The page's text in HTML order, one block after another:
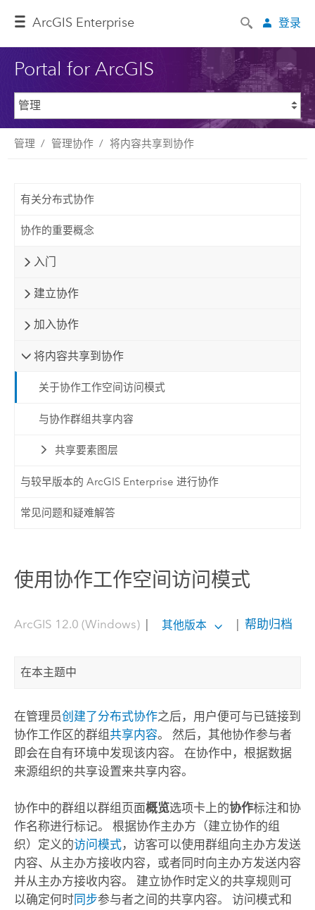
ArcGIS Enterprise 登录
Portal for ArcGIS
管理 管理协作 将内容共享到协作
有关分布式协作
协作的重要概念
入门
建立协作
加入协作
将内容共享到协作
关于协作工作空间访问模式
与协作群组共享内容
共享要素图层
与较早版本的 ArcGIS Enterprise 进行协作
常见问题和疑难解答
使用协作工作空间访问模式
ArcGIS 12.0 (Windows)| 其他版本 帮助归档
在本主题中
在管理员创建了分布式协作之后，用户便可与已链接到
协作工作区的群组共享内容。 然后，其他协作参与者
即会在自有环境中发现该内容。 在协作中，根据数据
来源组织的共享设置来共享内容。
协作中的群组以群组页面概览选项卡上的协作标注和协
作名称进行标记。 根据协作主办方（建立协作的组
织）定义的访问模式，访客可以使用群组向主办方发送
内容、从主办方接收内容，或者同时向主办方发送内容
并从主办方接收内容。 建立协作时定义的共享规则可
以确定何时同步参与者之间的共享内容。 访问模式和